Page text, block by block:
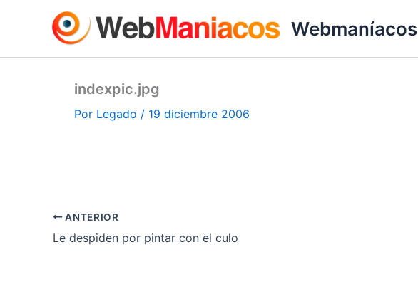
Webmaníacos
indexpic.jpg
Por Legado / 19 diciembre 2006
ANTERIOR
Le despiden por pintar con el culo